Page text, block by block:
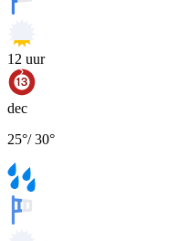
12 uur
dec
25°/30°